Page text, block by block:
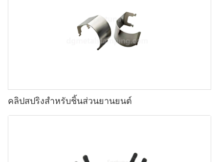
คลิปสปริงสำหรับชิ้นส่วนยานยนต์